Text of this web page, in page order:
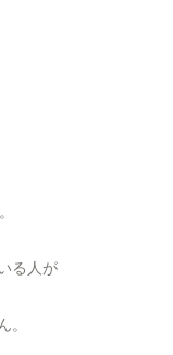
る人が
。